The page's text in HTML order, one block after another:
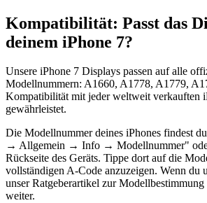
Kompatibilität: Passt das
deinem iPhone 7?
Unsere iPhone 7 Displays passen auf alle
Modellnummern: A1660, A1778, A1779,
Kompatibilität mit jeder weltweit verkauften
gewährleistet.
Die Modellnummer deines iPhones findest
→ Allgemein → Info → Modellnummer"
Rückseite des Geräts. Tippe dort auf die
vollständigen A-Code anzuzeigen. Wenn du
unser Ratgeberartikel zur
weiter.